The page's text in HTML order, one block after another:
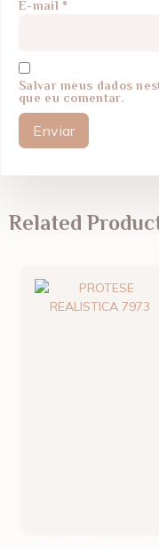
E-mail*
Salvar meus dados
que eu comentar.
Related